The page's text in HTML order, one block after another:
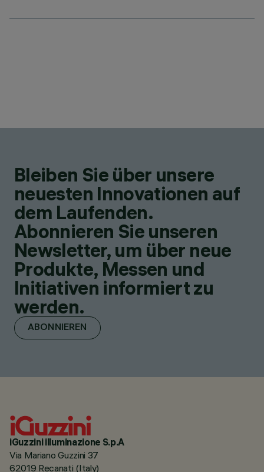
Bleiben Sie über unsere
neuesten Innovationen auf
dem Laufenden.
Abonnieren Sie unseren
Newsletter, um über neue
Produkte, Messen und
Initiativen informiert zu
werden.
ABONNIEREN
iGuzzini illuminazione S.p.A
Via Mariano Guzzini 37
62019 Recanati (Italy)